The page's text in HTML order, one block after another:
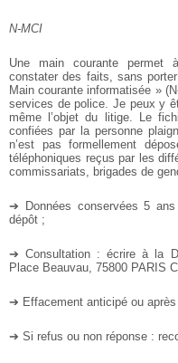
N-MCI
Une main courante permet
constater des faits, sans
Main courante informatisée »
services de police. Je peux y
même l’objet du litige. Le
confiées par la personne
n’est pas formellement
téléphoniques reçus par les
commissariats, brigades de
➔ Données conservées 5
dépôt ;
➔ Consultation : écrire à la
Place Beauvau, 75800 PARIS
➔ Effacement anticipé ou
➔ Si refus ou non réponse :